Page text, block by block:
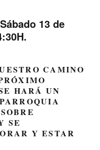
13 de
CAMINO
HARÁ UN
SE
Y ESTAR